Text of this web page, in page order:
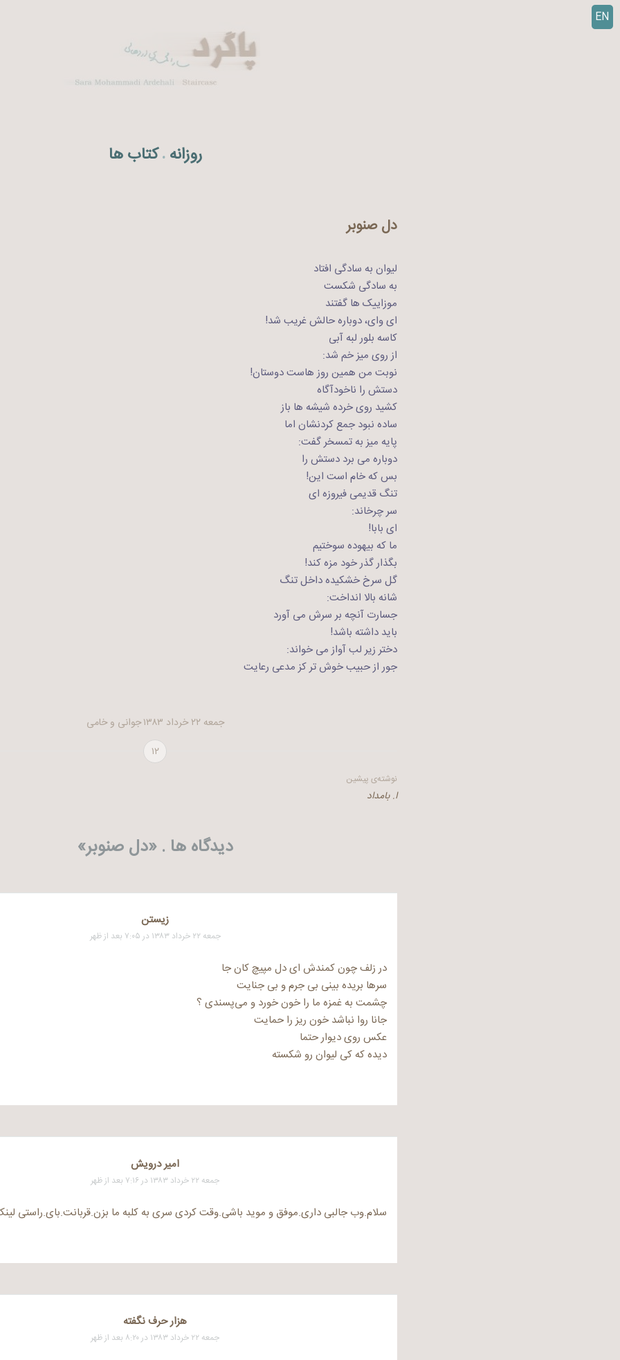
EN
روزانه . کتاب ها
دل صنوبر
لیوان به سادگی افتاد
به سادگی شکست
موزاییک ها گفتند
ای وای، دوباره حالش غریب شد!
کاسه بلور لبه آبی
از روی میز خم شد:
نوبت من همین روز هاست دوستان!
دستش را ناخودآگاه
کشید روی خرده شیشه ها باز
ساده نبود جمع کردنشان اما
پایه میز به تمسخر گفت:
دوباره می برد دستش را
بس که خام است این!
تنگ قدیمی فیروزه ای
سر چرخاند:
ای بابا!
ما که بیهوده سوختیم
بگذار گذر خود مزه کند!
گل سرخ خشکیده داخل تنگ
شانه بالا انداخت:
جسارت آنچه بر سرش می آورد
باید داشته باشد!
دختر زیر لب آواز می خواند:
جور از حبیب خوش تر کز مدعی رعایت
جمعه ۲۲ خرداد ۱۳۸۳
جوانی و خامی
۱۲
راهبری
نوشته‌ی پیشین
ا. بامداد
دیدگاه ها . «دل صنوبر»
زیستن
جمعه ۲۲ خرداد ۱۳۸۳ در ۷:۰۵ بعد از ظهر
در زلف چون کمندش ای دل مپیچ کان جا
سرها بریده بینی بی جرم و بی جنایت
چشمت به غمزه ما را خون خورد و می‌پسندی ؟
جانا روا نباشد خون ریز را حمایت
عکس روی دیوار حتما
دیده که کی لیوان رو شکسته
امیر درویش
جمعه ۲۲ خرداد ۱۳۸۳ در ۷:۱۶ بعد از ظهر
سلام.وب جالبی داری.موفق و موید باشی.وقت کردی سری به کلبه ما بزن.قربانت.بای.راستی
هزار حرف نگفته
جمعه ۲۲ خرداد ۱۳۸۳ در ۸:۲۰ بعد از ظهر